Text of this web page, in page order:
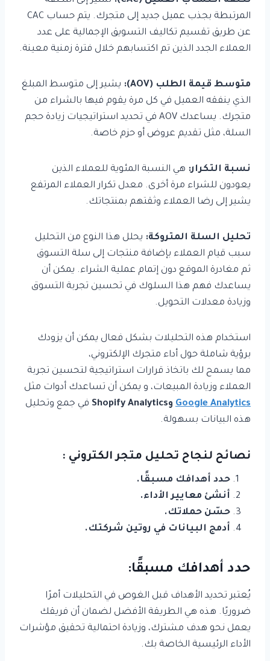
المرتبطة بجذب عميل جديد إلى متجرك. يتم حساب CAC
عن طريق تقسيم تكاليف التسويق الإجمالية على عدد
العملاء الجدد الذين تم اكتسابهم خلال فترة زمنية معينة.
متوسط قيمة الطلب (AOV):
يشير إلى متوسط المبلغ
الذي ينفقه العميل في كل مرة يقوم فيها بالشراء من
متجرك. يساعدك AOV في تحديد استراتيجيات زيادة حجم
السلة، مثل تقديم عروض أو حزم خاصة.
نسبة التكرار: هي النسبة المئوية للعملاء الذين
يعودون للشراء مرة أخرى. معدل تكرار العملاء المرتفع
يشير إلى رضا العملاء وثقتهم بمنتجاتك.
تحليل السلة المتروكة: يحلل هذا النوع من التحليل
سبب قيام العملاء بإضافة منتجات إلى سلة التسوق
ثم مغادرة الموقع دون إتمام عملية الشراء. يمكن أن
يساعدك فهم هذا السلوك في تحسين تجربة التسوق
وزيادة معدلات التحويل.
استخدام هذه التحليلات بشكل فعال يمكن أن يزودك
برؤية شاملة حول أداء متجرك الإلكتروني،
مما يسمح لك باتخاذ قرارات استراتيجية لتحسين تجربة
العملاء وزيادة المبيعات، و يمكن أن تساعدك أدوات مثل
Google Analytics وShopify Analytics
في جمع وتحليل
هذه البيانات بسهولة.
نصائح لنجاح تحليل متجر الكتروني :
حدد أهدافك مسبقًا.
أنشئ معايير الأداء.
حسّن حملاتك.
أدمج البيانات في روتين شركتك.
حدد أهدافك مسبقًا:
يُعتبر تحديد الأهداف قبل الغوص في التحليلات أمرًا
ضروريًا. هذه هي الطريقة الأفضل لضمان أن فريقك
يعمل نحو هدف مشترك، وزيادة احتمالية تحقيق مؤشرات
الأداء الرئيسية الخاصة بك.